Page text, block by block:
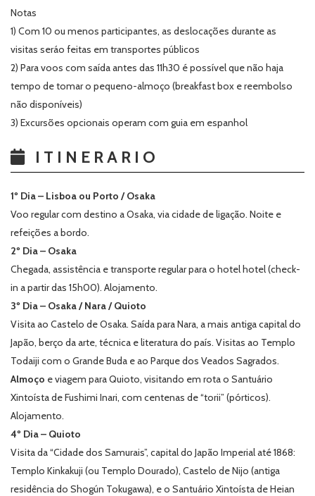
Notas
1) Com 10 ou menos participantes, as deslocações durante as
visitas seráo feitas em transportes públicos
2) Para voos com saída antes das 11h30 é possível que não haja
tempo de tomar o pequeno-almoço (breakfast box e reembolso
não disponíveis)
3) Excursões opcionais operam com guia em espanhol
ITINERARIO
1º Dia – Lisboa ou Porto / Osaka
Voo regular com destino a Osaka, via cidade de ligação. Noite e
refeições a bordo.
2º Dia – Osaka
Chegada, assistência e transporte regular para o hotel hotel (check-
in a partir das 15h00). Alojamento.
3º Dia – Osaka / Nara / Quioto
Visita ao Castelo de Osaka. Saída para Nara, a mais antiga capital do
Japão, berço da arte, técnica e literatura do país. Visitas ao Templo
Todaiji com o Grande Buda e ao Parque dos Veados Sagrados.
Almoço e viagem para Quioto, visitando em rota o Santuário
Xintoísta de Fushimi Inari, com centenas de “torii” (pórticos).
Alojamento.
4º Dia – Quioto
Visita da “Cidade dos Samurais”, capital do Japão Imperial até 1868:
Templo Kinkakuji (ou Templo Dourado), Castelo de Nijo (antiga
residência do Shogún Tokugawa), e o Santuário Xintoísta de Heian